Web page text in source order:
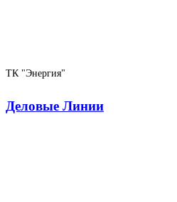
ТК "Энергия"
Деловые Линии